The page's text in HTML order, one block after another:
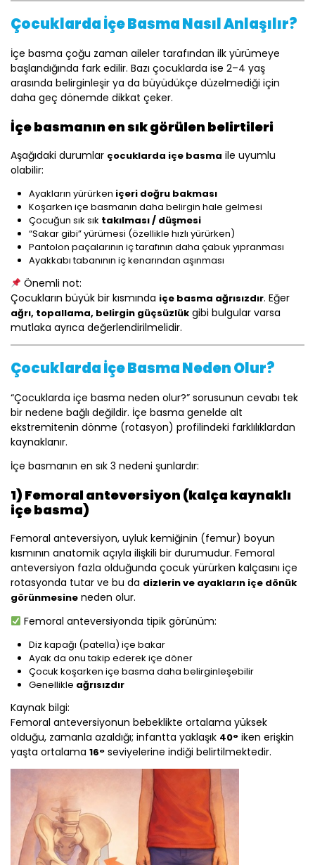
Çocuklarda İçe Basma Nasıl Anlaşılır?
İçe basma çoğu zaman aileler tarafından ilk yürümeye
başlandığında fark edilir. Bazı çocuklarda ise 2–4 yaş
arasında belirginleşir ya da büyüdükçe düzelmediği için
daha geç dönemde dikkat çeker.
İçe basmanın en sık görülen belirtileri
Aşağıdaki durumlar çocuklarda içe basma ile uyumlu
olabilir:
Ayakların yürürken içeri doğru bakması
Koşarken içe basmanın daha belirgin hale gelmesi
Çocuğun sık sık takılması / düşmesi
“Sakar gibi” yürümesi (özellikle hızlı yürürken)
Pantolon paçalarının iç tarafının daha çabuk yıpranması
Ayakkabı tabanının iç kenarından aşınması
Önemli not:
Çocukların büyük bir kısmında içe basma ağrısızdır. Eğer
ağrı, topallama, belirgin güçsüzlük gibi bulgular varsa
mutlaka ayrıca değerlendirilmelidir.
Çocuklarda İçe Basma Neden Olur?
“Çocuklarda içe basma neden olur?” sorusunun cevabı tek
bir nedene bağlı değildir. İçe basma genelde alt
ekstremitenin dönme (rotasyon) profilindeki farklılıklardan
kaynaklanır.
İçe basmanın en sık 3 nedeni şunlardır:
1) Femoral anteversiyon (kalça kaynaklı
içe basma)
Femoral anteversiyon, uyluk kemiğinin (femur) boyun
kısmının anatomik açıyla ilişkili bir durumudur. Femoral
anteversiyon fazla olduğunda çocuk yürürken kalçasını içe
rotasyonda tutar ve bu da dizlerin ve ayakların içe dönük
görünmesine neden olur.
Femoral anteversiyonda tipik görünüm:
Diz kapağı (patella) içe bakar
Ayak da onu takip ederek içe döner
Çocuk koşarken içe basma daha belirginleşebilir
Genellikle ağrısızdır
Kaynak bilgi:
Femoral anteversiyonun bebeklikte ortalama yüksek
olduğu, zamanla azaldığı; infantta yaklaşık 40° iken erişkin
yaşta ortalama 16° seviyelerine indiği belirtilmektedir.